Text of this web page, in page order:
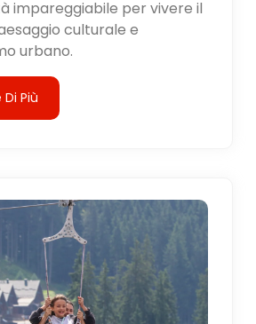
impareggiabile per vivere il
culturale e
urbano.
Più